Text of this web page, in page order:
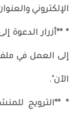
الإلكتروني
* **أزرار الدعوة
إلى العمل في
الآن".
* **الترويج